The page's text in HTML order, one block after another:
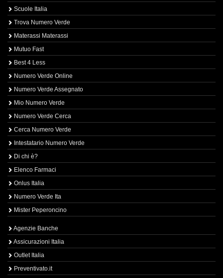
Scuole Italia
Trova Numero Verde
Materassi Materassi
Mutuo Fast
Best 4 Less
Numero Verde Online
Numero Verde Assegnato
Mio Numero Verde
Numero Verde Cerca
Cerca Numero Verde
Intestatario Numero Verde
Di chi è?
Elenco Farmaci
Onlus Italia
Numero Verde Ita
Mister Peperoncino
Agenzie Banche
Assicurazioni Italia
Outlet Italia
Preventivato.it